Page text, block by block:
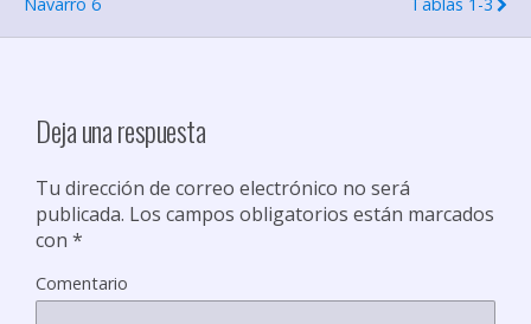
t
Deja una respuesta
Tu dirección de correo electrónico no será
publicada. Los campos obligatorios están marcados
con *
Comentario